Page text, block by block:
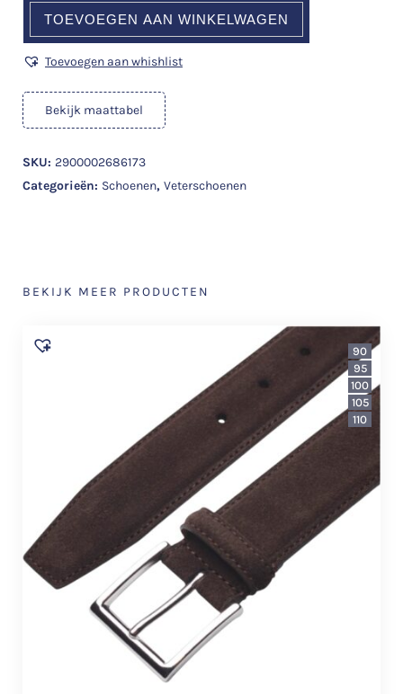
TOEVOEGEN AAN WINKELWAGEN
Toevoegen aan whishlist
Bekijk maattabel
SKU: 2900002686173
Categorieën: Schoenen, Veterschoenen
BEKIJK MEER PRODUCTEN
90
95
100
105
110